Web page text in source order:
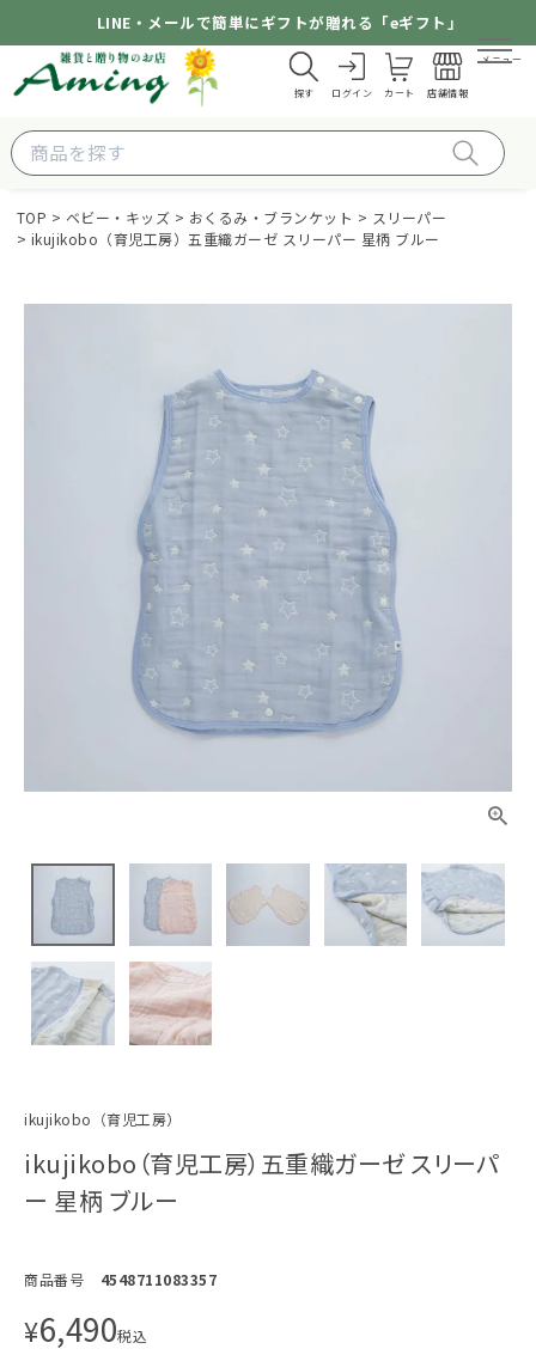
LINE・メールで簡単にギフトが贈れる「eギフト」
探す ログイン カート 店舗情報
メニュー
TOP ベビー・キッズ おくるみ・ブランケット
スリーパー
ikujikobo（育児工房）五重織ガーゼ スリーパー 星柄 ブルー
ikujikobo（育児工房）
ikujikobo（育児工房）五重織ガーゼ スリーパ
ー 星柄 ブルー
商品番号 4548711083357
¥6,490税込